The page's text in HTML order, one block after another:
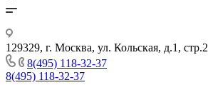
129329, г. Москва, ул. Кольская, д.1, стр.2
8(495) 118-32-37
8(495) 118-32-37